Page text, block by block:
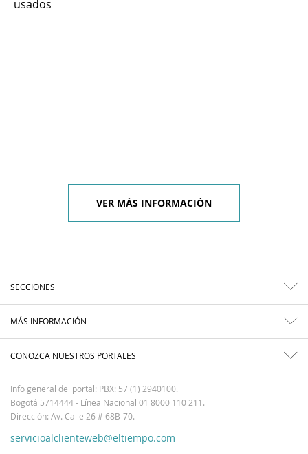
usados
VER MÁS INFORMACIÓN
SECCIONES
MÁS INFORMACIÓN
CONOZCA NUESTROS PORTALES
Info general del portal: PBX: 57 (1) 2940100.
Bogotá 5714444 - Línea Nacional 01 8000 110 211.
Dirección: Av. Calle 26 # 68B-70.
servicioalclienteweb@eltiempo.com